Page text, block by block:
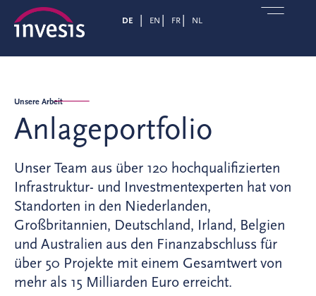
DE EN FR NL
Unsere Arbeit
Anlageportfolio
Unser Team aus über 120 hochqualifizierten
Infrastruktur- und Investmentexperten hat von
Standorten in den Niederlanden,
Großbritannien, Deutschland, Irland, Belgien
und Australien aus den Finanzabschluss für
über 50 Projekte mit einem Gesamtwert von
mehr als 15 Milliarden Euro erreicht.